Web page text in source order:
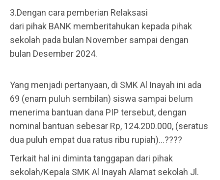
3.Dengan cara pemberian Relaksasi
dari pihak BANK memberitahukan kepada pihak
sekolah pada bulan November sampai dengan
bulan Desember 2024.
Yang menjadi pertanyaan, di SMK Al Inayah ini ada
69 (enam puluh sembilan) siswa sampai belum
menerima bantuan dana PIP tersebut, dengan
nominal bantuan sebesar Rp, 124.200.000, (seratus
dua puluh empat dua ratus ribu rupiah)…????
Terkait hal ini diminta tanggapan dari pihak
sekolah/Kepala SMK Al Inayah Alamat sekolah Jl.